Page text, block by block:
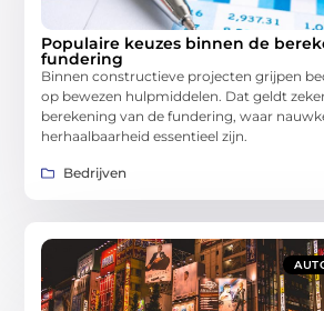
Populaire keuzes binnen de
fundering
Binnen constructieve projecten grijpen
op bewezen hulpmiddelen. Dat geldt
berekening van de fundering, waar
herhaalbaarheid essentieel zijn.
Bedrijven